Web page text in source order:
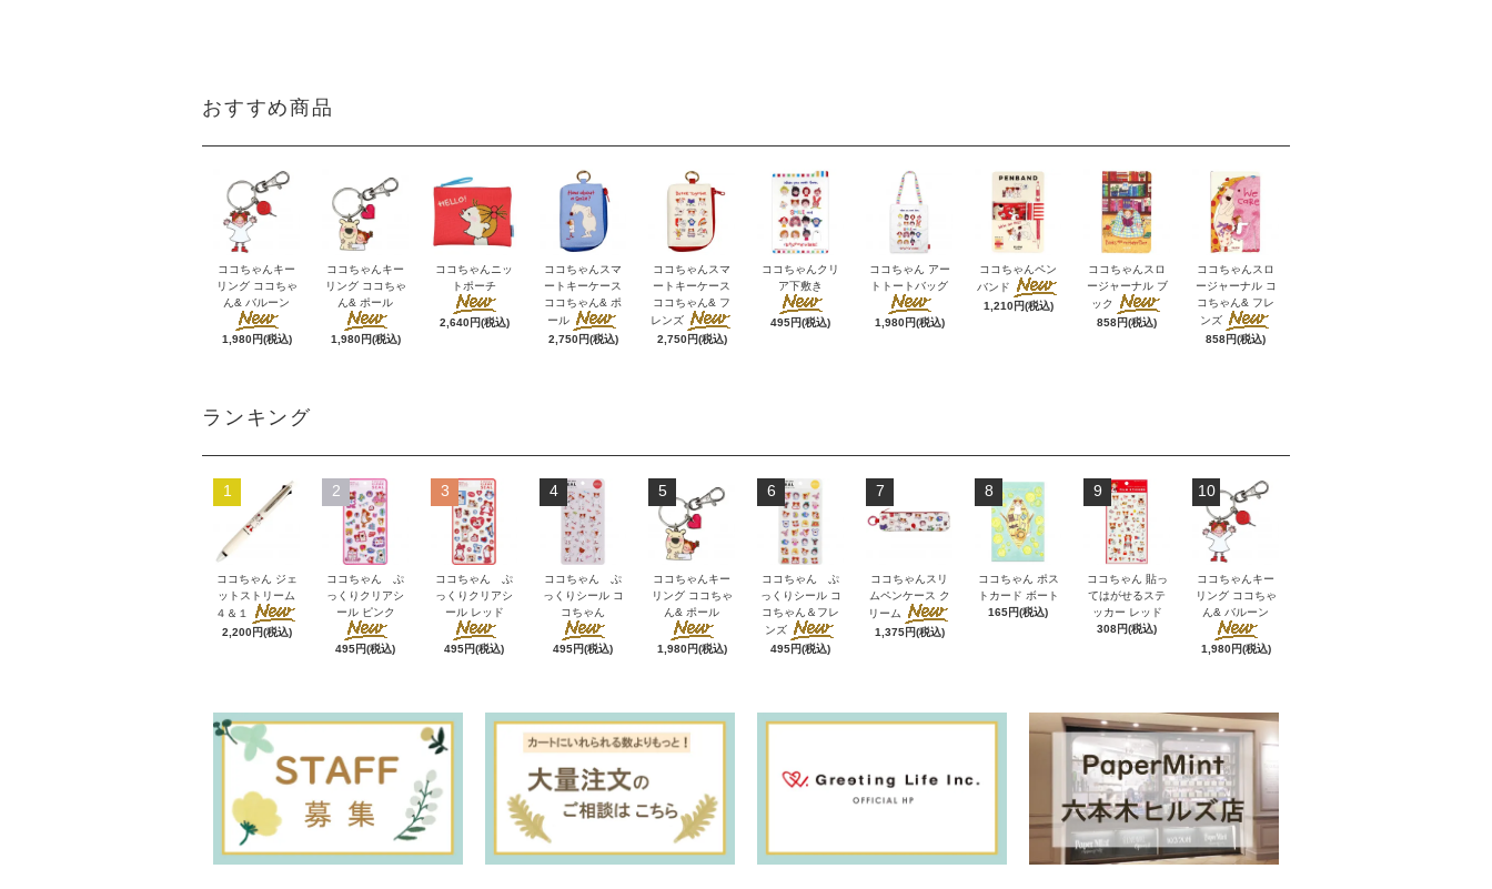
おすすめ商品
ココちゃんキー
リング ココちゃ
ん& バルーン
1,980円(税込)
ココちゃんキー
リング ココちゃ
ん& ポール
1,980円(税込)
ココちゃんニッ
トポーチ
2,640円(税込)
ココちゃんスマ
ートキーケース
ココちゃん& ポ
ール
2,750円(税込)
ココちゃんスマ
ートキーケース
ココちゃん& フ
レンズ
2,750円(税込)
ココちゃんクリ
ア下敷き
495円(税込)
ココちゃん アー
トトートバッグ
1,980円(税込)
ココちゃんペン
バンド
1,210円(税込)
ココちゃんスロ
ージャーナル ブ
ック
858円(税込)
ココちゃんスロ
ージャーナル コ
コちゃん& フレ
ンズ
858円(税込)
ランキング
1
ココちゃん ジェ
ットストリーム
４＆１
2,200円(税込)
2
ココちゃん ぷ
っくりクリアシ
ール ピンク
495円(税込)
3
ココちゃん ぷ
っくりクリアシ
ール レッド
495円(税込)
4
ココちゃん ぷ
っくりシール コ
コちゃん
495円(税込)
5
ココちゃんキー
リング ココちゃ
ん& ポール
1,980円(税込)
6
ココちゃん ぷ
っくりシール コ
コちゃん＆フレ
ンズ
495円(税込)
7
ココちゃんスリ
ムペンケース ク
リーム
1,375円(税込)
8
ココちゃん ポス
トカード ボート
165円(税込)
9
ココちゃん 貼っ
てはがせるステ
ッカー レッド
308円(税込)
10
ココちゃんキー
リング ココちゃ
ん& バルーン
1,980円(税込)